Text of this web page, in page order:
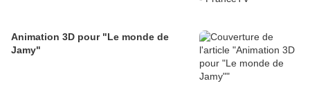
Animation 3D pour "Le monde de
Jamy"